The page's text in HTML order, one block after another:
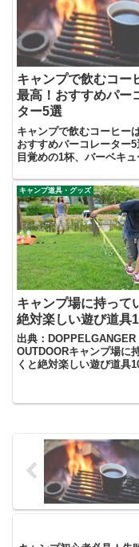
キャンプで飲むコー
最高！おすすめパー
ター5選
キャンプで飲むコーヒー
おすすめパーコレーター
目覚めの1杯、バーベキュ
ゆったり飲む1杯。キャ
のワンシーンをこうばし
共に豊かにしてくれる「
ー」アウトドアで食べる
つ...
キャンプ道具・グッズ
キャンプ場に持って
絶対楽しい遊び道具
出典：DOPPELGANGER
OUTDOORキャンプ場に
くと絶対楽しい遊び道具
ティブに動き回るのもよ